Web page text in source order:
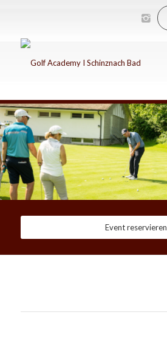
Event reservieren